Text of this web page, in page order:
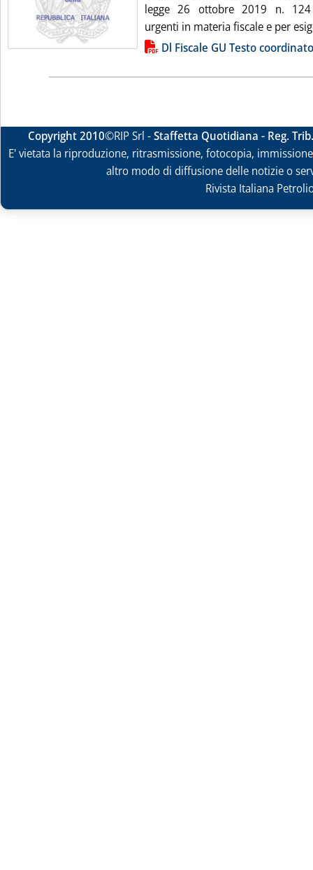
legge 26 ottobre 2019 n. 124
urgenti in materia fiscale e per
Lista allegati PDF alla notiziaDl Fiscale GU Testo coordinato
Copyright 2010©RIP Srl -Staffetta Quotidiana - Reg.
E' vietata la riproduzione, ritrasmissione, fotocopia,
altro modo di diffusione delle notizie o
Rivista Italiana